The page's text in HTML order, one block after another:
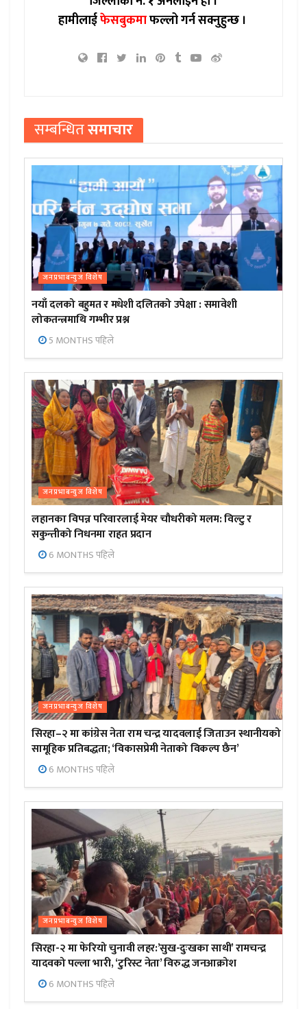
हामीलाईफेसबुकमाफल्लो गर्न सक्नुहुन्छ ।
सम्बन्धितसमाचार
जनप्रभाबन्युज विशेष
नयाँ दलको बहुमत र मधेशी दलितको उपेक्षा : समावेशी
लोकतन्त्रमाथि गम्भीर प्रश्न
5 MONTHS पहिले
जनप्रभाबन्युज विशेष
लहानका विपन्न परिवारलाई मेयर चौधरीको मलम: विल्टु र
सकुन्तीको निधनमा राहत प्रदान
6 MONTHS पहिले
जनप्रभाबन्युज विशेष
सिरहा–२ मा कांग्रेस नेता राम चन्द्र यादवलाई जिताउन स्थानीयको
सामूहिक प्रतिबद्धता; ‘विकासप्रेमी नेताको विकल्प छैन’
6 MONTHS पहिले
जनप्रभाबन्युज विशेष
सिरहा-२ मा फेरियो चुनावी लहर:’सुख-दुःखका साथी’ रामचन्द्र
यादवको पल्ला भारी, ‘टुरिस्ट नेता’ विरुद्ध जनआक्रोश
6 MONTHS पहिले